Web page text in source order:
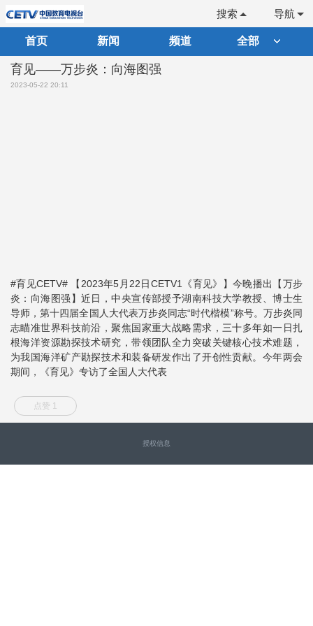
导航
搜索
首页 新闻 频道 全部
育见——万步炎：向海图强
2023-05-22 20:11
#育见CETV# 【2023年5月22日CETV1《育见》】今晚播出【万步
炎：向海图强】近日，中央宣传部授予湖南科技大学教授、博士生
导师，第十四届全国人大代表万步炎同志“时代楷模”称号。万步炎同
志瞄准世界科技前沿，聚焦国家重大战略需求，三十多年如一日扎
根海洋资源勘探技术研究，带领团队全力突破关键核心技术难题，
为我国海洋矿产勘探技术和装备研发作出了开创性贡献。今年两会
期间，《育见》专访了全国人大代表
点赞 1
授权信息